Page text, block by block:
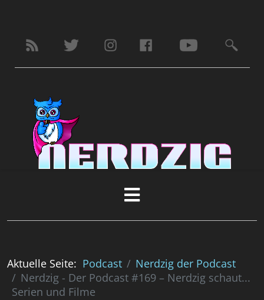
Aktuelle Seite: Podcast
Nerdzig der Podcast
Nerdzig - Der Podcast #169 – Nerdzig schaut...
Serien und Filme